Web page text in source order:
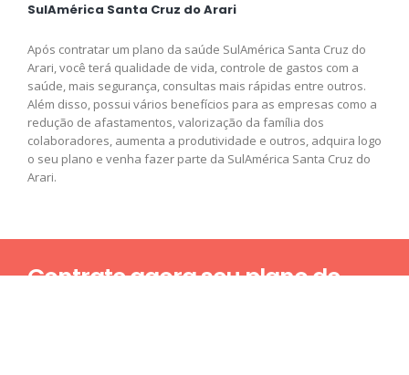
SulAmérica Santa Cruz do Arari
Após contratar um plano da saúde SulAmérica Santa Cruz do
Arari, você terá qualidade de vida, controle de gastos com a
saúde, mais segurança, consultas mais rápidas entre outros.
Além disso, possui vários benefícios para as empresas como a
redução de afastamentos, valorização da família dos
colaboradores, aumenta a produtividade e outros, adquira logo
o seu plano e venha fazer parte da SulAmérica Santa Cruz do
Arari.
Contrate agora seu plano de